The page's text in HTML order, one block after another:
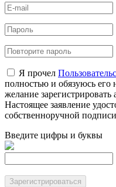
Я прочел
полностью и обязуюсь
желание зарегистрировать
Настоящее заявление
собственноручной
Введите цифры и буквы
Зарегистрироваться